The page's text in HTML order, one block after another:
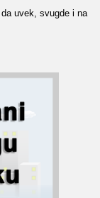
uvek, svugde i na